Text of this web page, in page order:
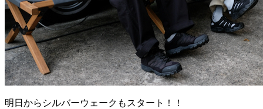
明日からシルバーウェークもスタート！！